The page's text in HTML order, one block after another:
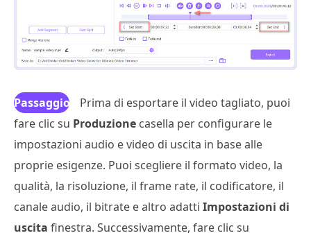
Passaggio
4
Prima di esportare il video tagliato, puoi
fare clic su Produzione casella per configurare le
impostazioni audio e video di uscita in base alle
proprie esigenze. Puoi scegliere il formato video, la
qualità, la risoluzione, il frame rate, il codificatore, il
canale audio, il bitrate e altro adatti Impostazioni di
uscita finestra. Successivamente, fare clic su